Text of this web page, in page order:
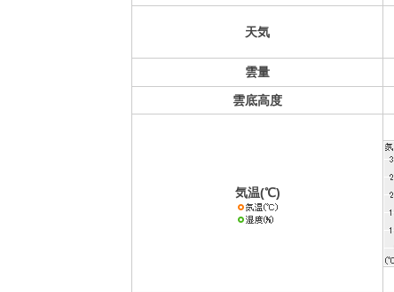
天気
雲量
雲底高度
気温(℃)